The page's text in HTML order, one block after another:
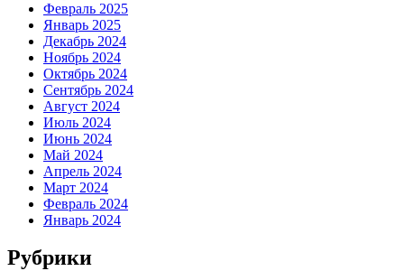
Февраль 2025
Январь 2025
Декабрь 2024
Ноябрь 2024
Октябрь 2024
Сентябрь 2024
Август 2024
Июль 2024
Июнь 2024
Май 2024
Апрель 2024
Март 2024
Февраль 2024
Январь 2024
Рубрики